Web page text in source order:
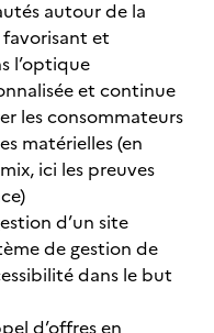
autour de la
et
l’optique
et continue
les consommateurs
matérielles (en
ici les preuves
d’un site
de gestion de
dans le but
d’offres en